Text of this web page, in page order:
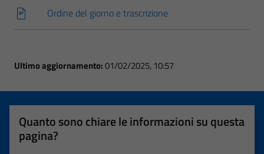
Ordine del giorno e trascrizione
Ultimo aggiornamento:01/02/2025, 10:57
Quanto sono chiare le informazioni su questa
pagina?